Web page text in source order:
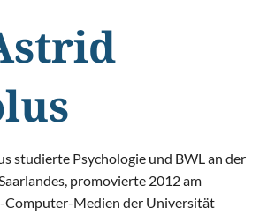
studierte Psychologie und BWL an der
promovierte 2012 am
Medien der Universität